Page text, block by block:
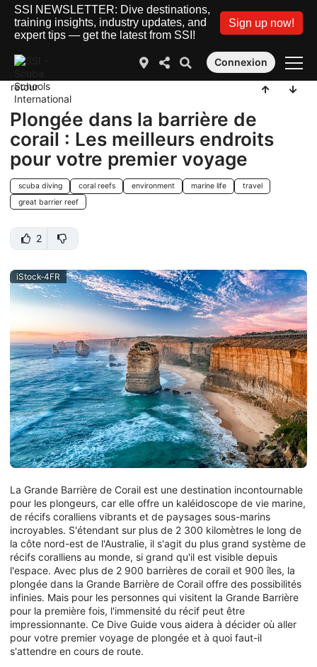
SSI NEWSLETTER: Dive destinations,
training insights, industry updates, and
expert tips — get the latest from SSI!
Sign up now!
Connexion
retour
Plongée dans la barrière de
corail : Les meilleurs endroits
pour votre premier voyage
scuba diving coral reefs environment marine life
travel
great barrier reef
2
iStock-4FR
La Grande Barrière de Corail est une destination incontournable
pour les plongeurs, car elle offre un kaléidoscope de vie marine,
de récifs coralliens vibrants et de paysages sous-marins
incroyables. S'étendant sur plus de 2 300 kilomètres le long de
la côte nord-est de l'Australie, il s'agit du plus grand système de
récifs coralliens au monde, si grand qu'il est visible depuis
l'espace. Avec plus de 2 900 barrières de corail et 900 îles, la
plongée dans la Grande Barrière de Corail offre des possibilités
infinies. Mais pour les personnes qui visitent la Grande Barrière
pour la première fois, l'immensité du récif peut être
impressionnante. Ce Dive Guide vous aidera à décider où aller
pour votre premier voyage de plongée et à quoi faut-il
s'attendre en cours de route.